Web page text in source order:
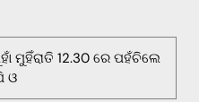
ମୁହିଁରାତି 12.30 ରେ ପହଁଚିଲେ
ଓ